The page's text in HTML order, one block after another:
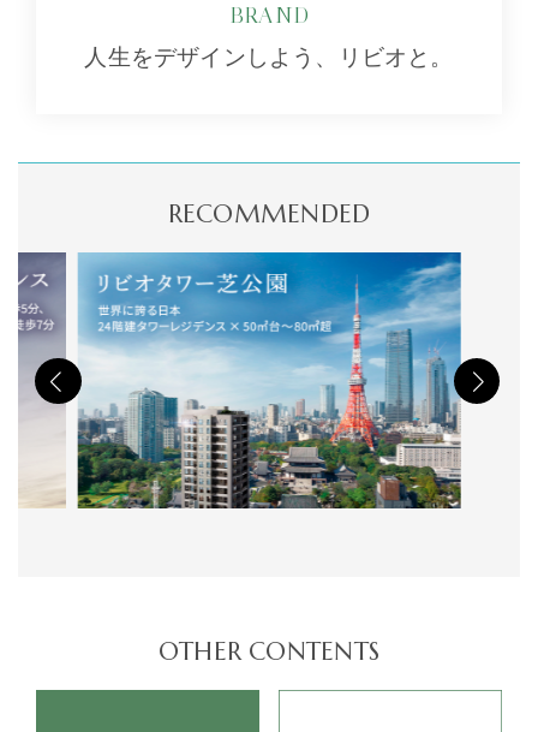
BRAND
人生をデザインしよう、リビオと。
RECOMMENDED
OTHER CONTENTS